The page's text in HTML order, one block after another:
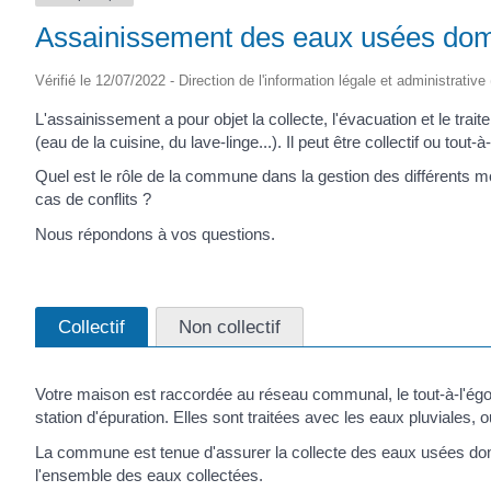
Assainissement des eaux usées
Vérifié le 12/07/2022 - Direction de l'information légale et administrative
L'assainissement a pour objet la collecte, l'évacuation et le
(eau de la cuisine, du lave-linge...). Il peut être collectif ou tout-
Quel est le rôle de la commune dans la gestion des différents
cas de conflits ?
Nous répondons à vos questions.
Collectif Non collectif
Votre maison est raccordée au réseau communal, le tout-à-
station d'épuration. Elles sont traitées avec les eaux pluviales,
La commune est tenue d'assurer la collecte des eaux usées
l'ensemble des eaux collectées.